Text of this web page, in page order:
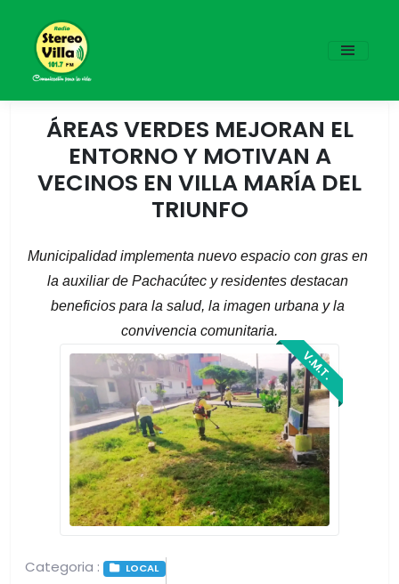
ÁREAS VERDES MEJORAN EL
ENTORNO Y MOTIVAN A
VECINOS EN VILLA MARÍA DEL
TRIUNFO
Municipalidad implementa nuevo espacio con gras en
la auxiliar de Pachacútec y residentes destacan
beneficios para la salud, la imagen urbana y la
convivencia comunitaria.
V.M.T.
Categoria : LOCAL